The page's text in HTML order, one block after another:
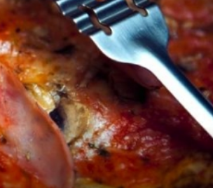
ТМ Varto вже у VARUS - 20.10.2025
ТМ Varto вже у VARUS - 10.10.2025
- 22.09.2025
астролога і керуючого баром - 23.03.2026
СПРОБУЙ ЗІ ЗНИЖКОЮ -40 %
400 ПОЗИЦІЙ,
СМАКИ